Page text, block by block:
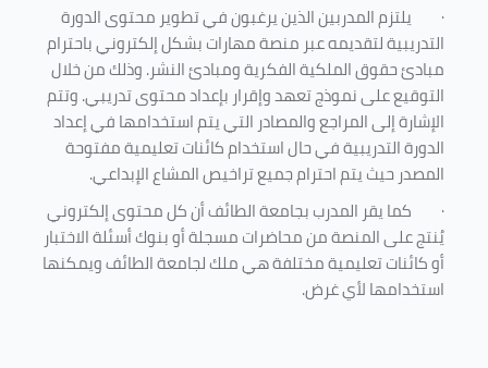
· يلتزم المدربين الذين يرغبون في تطوير محتوى الدورة
التدريبية لتقديمه عبر منصة مهارات بشكل إلكتروني باحترام
مبادئ حقوق الملكية الفكرية ومبادئ النشر. وذلك من خلال
التوقيع على نموذج تعهد وإقرار بإعداد محتوى تدريبي. وتتم
الإشارة إلى المراجع والمصادر التي يتم استخدامها في إعداد
الدورة التدريبية في حال استخدام كائنات تعليمية مفتوحة
المصدر حيث يتم احترام جميع تراخيص المشاع الإبداعي.
· كما يقر المدرب بجامعة الطائف أن كل محتوى إلكتروني
يُنتج على المنصة من محاضرات مسجلة أو بنوك أسئلة الاختبار
أو كائنات تعليمية مختلفة هي ملك لجامعة الطائف ويمكنها
استخدامها لأي غرض.